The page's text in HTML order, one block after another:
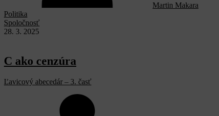
Martin Makara
Politika
Spoločnosť
28. 3. 2025
C ako cenzúra
Ľavicový abecedár – 3. časť